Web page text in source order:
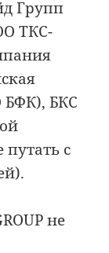
Групп
ТКС-
БКС
с
не